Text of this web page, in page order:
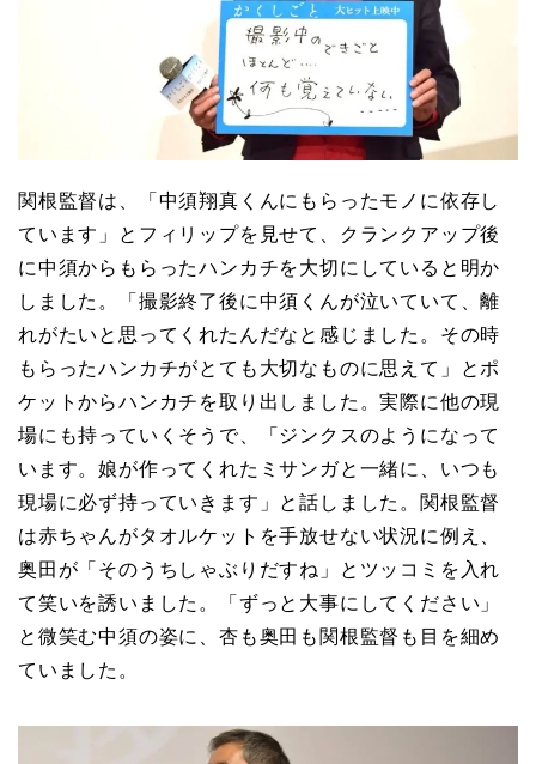
関根監督は、「中須翔真くんにもらったモノに依存し
ています」とフィリップを見せて、クランクアップ後
に中須からもらったハンカチを大切にしていると明か
しました。「撮影終了後に中須くんが泣いていて、離
れがたいと思ってくれたんだなと感じました。その時
もらったハンカチがとても大切なものに思えて」とポ
ケットからハンカチを取り出しました。実際に他の現
場にも持っていくそうで、「ジンクスのようになって
います。娘が作ってくれたミサンガと一緒に、いつも
現場に必ず持っていきます」と話しました。関根監督
は赤ちゃんがタオルケットを手放せない状況に例え、
奥田が「そのうちしゃぶりだすね」とツッコミを入れ
て笑いを誘いました。「ずっと大事にしてください」
と微笑む中須の姿に、杏も奥田も関根監督も目を細め
ていました。